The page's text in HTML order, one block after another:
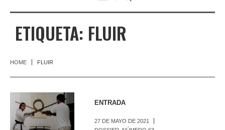
ETIQUETA: FLUIR
HOME FLUIR
ENTRADA
27 DE MAYO DE 2021